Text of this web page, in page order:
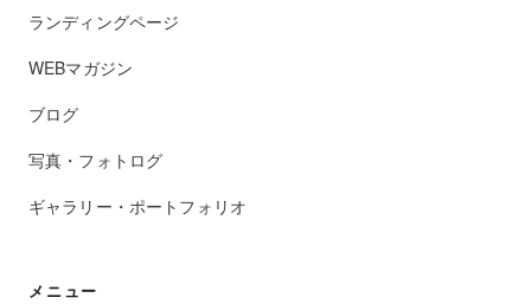
ランディングページ
WEBマガジン
ブログ
写真・フォトログ
ギャラリー・ポートフォリオ
メニュー